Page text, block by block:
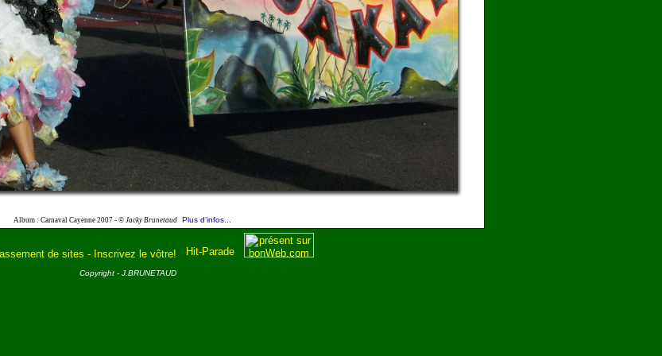
Album : Carnaval Cayenne 2007 - © Jacky Brunetaud Plus d'infos...
Copyright - J.BRUNETAUD